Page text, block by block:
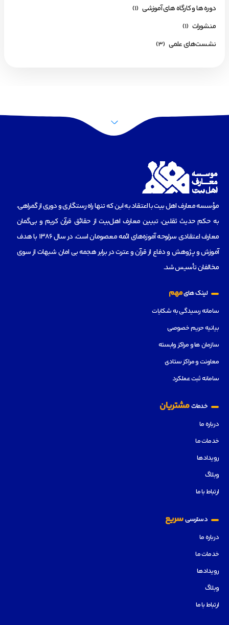
دوره ها و کارگاه های آموزشی (1)
منشورات (1)
نشست‌های علمی (3)
مؤسسه‌ معارف اهل بیت با اعتقاد به این که تنها راه رستگاری و دوری از گمراهی،
به حکم حدیث ثقلین، تبیین معارف اهل‌بیت از حقائق قرآن کریم و بی‌گمان
معارف اعتقادی سرلوحه آموزه‌های ائمه معصومان است، در سال 1386 با هدف
آموزش و پژوهش و دفاع از قرآن و عترت در برابر هجمه بی امان شبهات از سوی
مخالفان تأسیس شد.
لینک هایمهم
سامانه رسیدگی به شکایات
بیانیه حریم خصوصی
سازمان ها و مراکز وابسته
معاونت و مراکز ستادی
سامانه ثبت عملکرد
خدماتمشتریان
درباره ما
خدمات ما
رویدادها
وبلاگ
ارتباط با ما
دسترسیسریع
درباره ما
خدمات ما
رویدادها
وبلاگ
ارتباط با ما